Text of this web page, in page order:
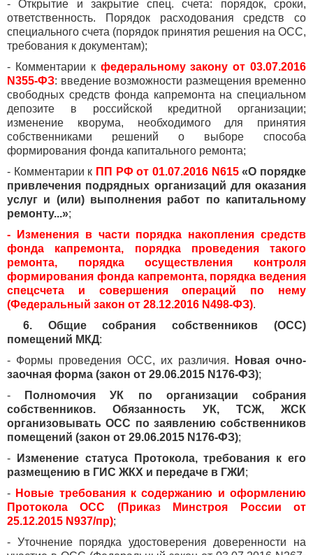
- Открытие и закрытие спец. счета: порядок, сроки,
ответственность. Порядок расходования средств со
специального счета (порядок принятия решения на ОСС,
требования к документам);
- Комментарии к федеральному закону от 03.07.2016
N355-ФЗ: введение возможности размещения временно
свободных средств фонда капремонта на специальном
депозите в российской кредитной организации;
изменение кворума, необходимого для принятия
собственниками решений о выборе способа
формирования фонда капитального ремонта;
- Комментарии к ПП РФ от 01.07.2016 N615 «О порядке
привлечения подрядных организаций для оказания
услуг и (или) выполнения работ по капитальному
ремонту...»;
- Изменения в части порядка накопления средств
фонда капремонта, порядка проведения такого
ремонта, порядка осуществления контроля
формирования фонда капремонта, порядка ведения
спецсчета и совершения операций по нему
(Федеральный закон от 28.12.2016 N498-ФЗ).
6. Общие собрания собственников (ОСС)
помещений МКД:
- Формы проведения ОСС, их различия.
Новая очно-
заочная форма (закон от 29.06.2015 N176-ФЗ);
-
Полномочия УК по организации собрания
собственников. Обязанность УК, ТСЖ, ЖСК
организовывать ОСС по заявлению собственников
помещений (закон от 29.06.2015 N176-ФЗ);
- Изменение статуса Протокола, требования к его
размещению в ГИС ЖКХ и передаче в ГЖИ ;
- Новые требования к содержанию и оформлению
Протокола ОСС (Приказ Минстроя России от
25.12.2015 N937/пр);
- Уточнение порядка удостоверения доверенности на